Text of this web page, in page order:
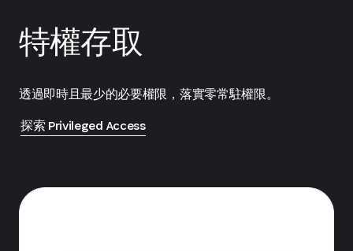
特權存取
透過即時且最少的必要權限，落實零常駐權限。
探索 Privileged Access